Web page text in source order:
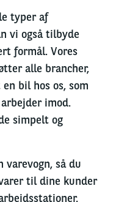
typer af
vi også tilbyde
formål. Vores
alle brancher,
bil hos os, som
imod.
simpelt og
varevogn, så du
til dine kunder